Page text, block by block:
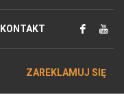
KONTAKT
ZAREKLAMUJ SIĘ